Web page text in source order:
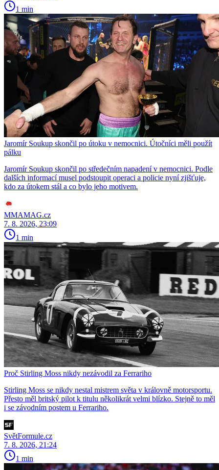
1 min
Jaromír Soukup skončil po útoku v nemocnici. Útočníci měli použít
pálku
Jaromír Soukup skončil po středečním napadení v nemocnici. Podle
dalších informací musel podstoupit operaci a policie nyní zjišťuje,
kdo za útokem stál a co bylo jeho motivem.
MMAMAG.cz
7. 8. 2026, 23:09
1 min
Proč Stirling Moss nikdy nezávodil za Ferrariho
Stirling Moss se nikdy nestal mistrem světa v královně motorsportu.
Přesto měl britský pilot k titulu několikrát velmi blízko. Stejně to měl
i se závodním postem u Ferrariho.
SvětFormule.cz
7. 8. 2026, 21:24
1 min